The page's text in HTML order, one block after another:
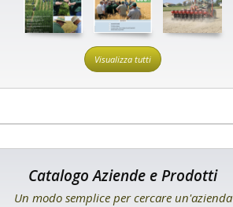
Visualizza tutti
Catalogo Aziende e Prodotti
Un modo semplice per cercare un'azienda